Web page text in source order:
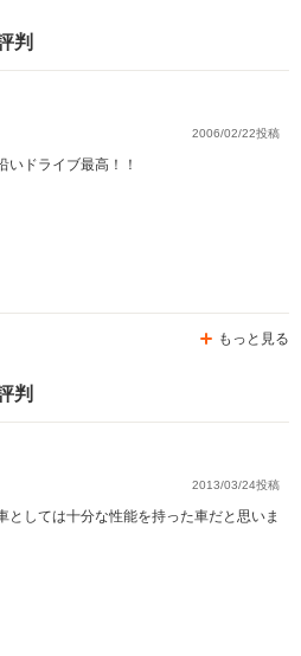
判
2006/02/22投稿
いドライブ最高！！
もっと見る
判
2013/03/24投稿
としては十分な性能を持った車だと思いま